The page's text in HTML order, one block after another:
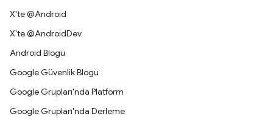
X'te @Android
X'te @AndroidDev
Android Blogu
Google Güvenlik Blogu
Google Grupları'nda Platform
Google Grupları'nda Derleme